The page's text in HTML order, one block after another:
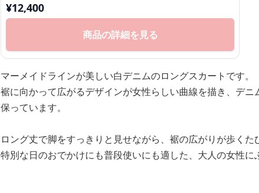
¥12,400
商品の詳細を見る
マーメイドラインが美しい白デニムのロングスカートです。
裾に向かって広がるデザインが女性らしい曲線を描き、デ
保っています。
ロング丈で脚をすっきりと見せながら、裾の広がりが歩くた
特別な日のおでかけにも普段使いにも適した、大人の女性に